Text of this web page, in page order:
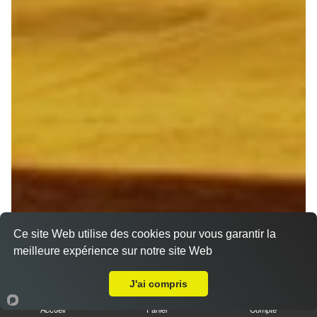
Accueil Panier Compte
Ce site Web utilise des cookies pour vous garantir la
meilleure expérience sur notre site Web
J'ai compris